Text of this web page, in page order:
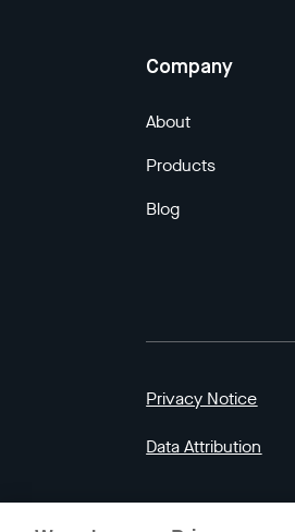
Company
About
Products
Blog
Privacy Notice
Data Attribution